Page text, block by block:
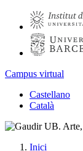
Campus virtual
Castellano
Català
Inici